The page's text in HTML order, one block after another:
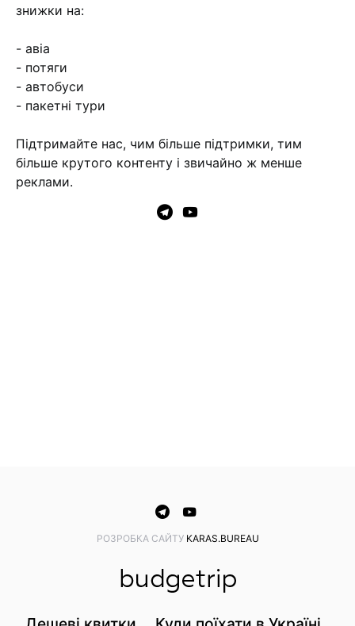
знижки на:
- авіа
- потяги
- автобуси
- пакетні тури
Підтримайте нас, чим більше підтримки, тим
більше крутого контенту і звичайно ж менше
реклами.
PОЗРОБКА САЙТУ KARAS.BUREAU